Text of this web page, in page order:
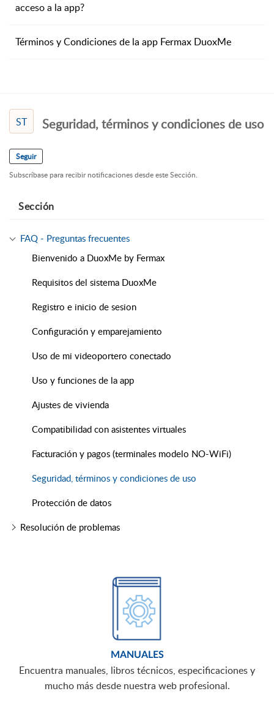
acceso a la app?
Términos y Condiciones de la app Fermax DuoxMe
ST Seguridad, términos y condiciones de uso
Seguir
Subscríbase para recibir notificaciones desde este Sección.
Sección
FAQ - Preguntas frecuentes
Bienvenido a DuoxMe by Fermax
Requisitos del sistema DuoxMe
Registro e inicio de sesion
Configuración y emparejamiento
Uso de mi videoportero conectado
Uso y funciones de la app
Ajustes de vivienda
Compatibilidad con asistentes virtuales
Facturación y pagos (terminales modelo NO-WiFi)
Seguridad, términos y condiciones de uso
Protección de datos
Resolución de problemas
MANUALES
Encuentra manuales, libros técnicos, especificaciones y
mucho más desde nuestra web profesional.